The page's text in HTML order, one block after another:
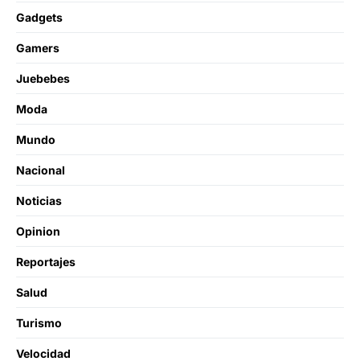
Gadgets
Gamers
Juebebes
Moda
Mundo
Nacional
Noticias
Opinion
Reportajes
Salud
Turismo
Velocidad